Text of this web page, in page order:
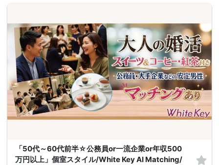
「50代～60代前半☆公務員or一流企業or年収500
万円以上」個室スタイル/White Key AI Matching/